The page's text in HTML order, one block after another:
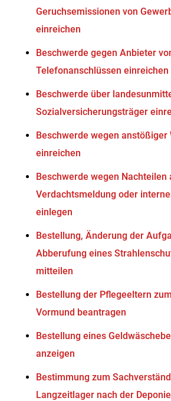
Geruchsemissionen von
einreichen
Beschwerde gegen Anbieter
Telefonanschlüssen einreichen
Beschwerde über
Sozialversicherungsträger
Beschwerde wegen anstößiger
einreichen
Beschwerde wegen
Verdachtsmeldung oder
einlegen
Bestellung, Änderung der
Abberufung eines
mitteilen
Bestellung der Pflegeeltern
Vormund beantragen
Bestellung eines
anzeigen
Bestimmung zum
Langzeitlager nach der